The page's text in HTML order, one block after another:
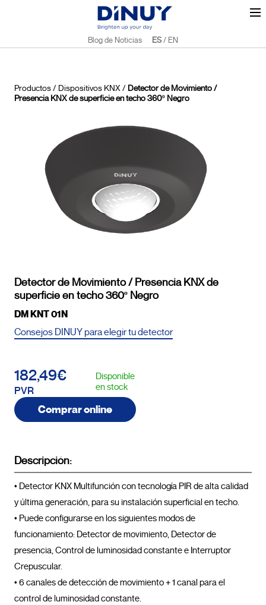
Blog de Noticias ES/ EN
Productos/ Dispositivos KNX/ Detector de Movimiento /
Presencia KNX de superficie en techo 360º Negro
Detector de Movimiento / Presencia KNX de
superficie en techo 360º Negro
DM KNT 01N
Consejos DINUY para elegir tu detector
182,49€
PVR
Disponible
en stock
Comprar online
Descripción:
• Detector KNX Multifunción con tecnología PIR de alta calidad
y última generación, para su instalación superficial en techo.
• Puede configurarse en los siguientes modos de
funcionamiento: Detector de movimiento, Detector de
presencia, Control de luminosidad constante e Interruptor
Crepuscular.
• 6 canales de detección de movimiento + 1 canal para el
control de luminosidad constante.